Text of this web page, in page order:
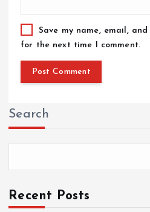
Save my name, email,
for the next time I comment.
Search
Recent Posts